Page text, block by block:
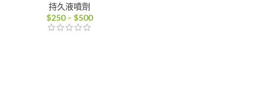
持久液噴劑
$250 – $500價